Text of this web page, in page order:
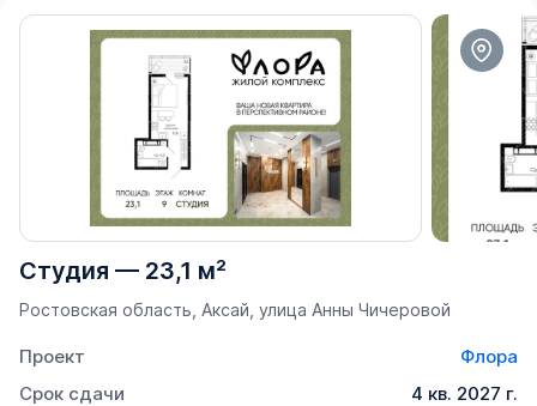
Студия — 23,1 м²
Ростовская область, Аксай, улица Анны Чичеровой
Проект
Флора
Срок сдачи
4 кв. 2027 г.